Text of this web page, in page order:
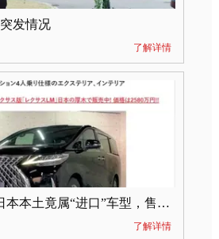
发情况
了解详情
雷克萨斯LM在日本本土竟属“进口”车型，售价2580万日元
了解详情